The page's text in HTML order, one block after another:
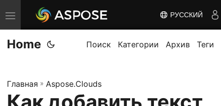
П
е
р
л
ю
РУССКИЙ
Home Поиск Категории Архив Теги
Главная » Aspose.Clouds